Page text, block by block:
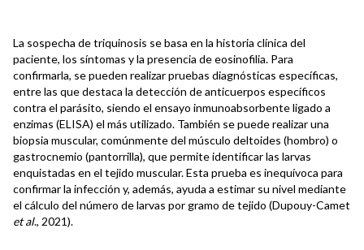
La sospecha de triquinosis se basa en la historia clínica del
paciente, los síntomas y la presencia de eosinofilia. Para
confirmarla, se pueden realizar pruebas diagnósticas específicas,
entre las que destaca la detección de anticuerpos específicos
contra el parásito, siendo el ensayo inmunoabsorbente ligado a
enzimas (ELISA) el más utilizado. También se puede realizar una
biopsia muscular, comúnmente del músculo deltoides (hombro) o
gastrocnemio (pantorrilla), que permite identificar las larvas
enquistadas en el tejido muscular. Esta prueba es inequívoca para
confirmar la infección y, además, ayuda a estimar su nivel mediante
el cálculo del número de larvas por gramo de tejido (Dupouy-Camet
et al., 2021).